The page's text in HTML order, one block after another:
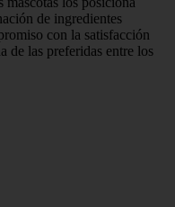
de ingredientes
con la satisfacción
de las preferidas entre los